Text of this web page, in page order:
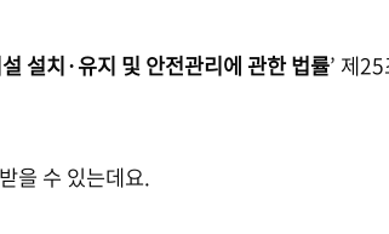
설치·유지 및 안전관리에 관한 법률’ 제
을 수 있는데요.